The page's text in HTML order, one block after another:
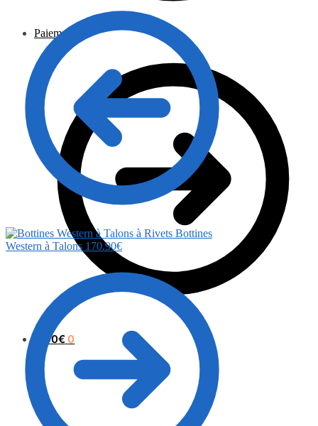
Paiement
0.00€ 0
Bottines
Western à Talons 170.90€